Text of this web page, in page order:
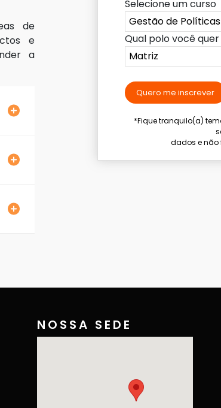
de
e
a
Selecione um curso
Qual polo você
Quero me inscrever
*Fique tranquilo(a)
dados e não
NOSSA SEDE